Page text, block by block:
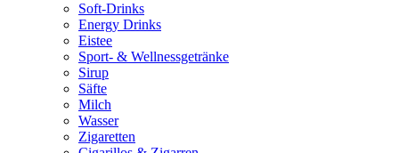
Soft-Drinks
Energy Drinks
Eistee
Sport- & Wellnessgetränke
Sirup
Säfte
Milch
Wasser
Zigaretten